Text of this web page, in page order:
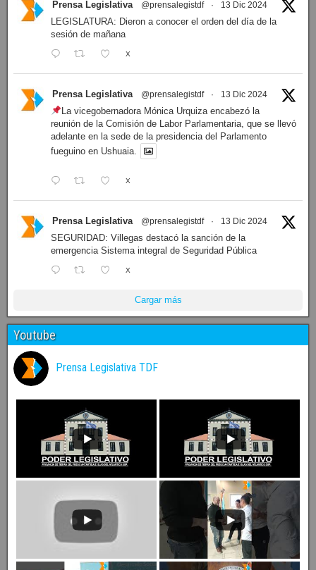
Prensa Legislativa @prensalegistdf · 13 Dic 2024
LEGISLATURA: Dieron a conocer el orden del día de la
sesión de mañana
X
Prensa Legislativa @prensalegistdf · 13 Dic 2024
La vicegobernadora Mónica Urquiza encabezó la
reunión de la Comisión de Labor Parlamentaria, que se llevó
adelante en la sede de la presidencia del Parlamento
fueguino en Ushuaia.
X
Prensa Legislativa @prensalegistdf · 13 Dic 2024
SEGURIDAD: Villegas destacó la sanción de la
emergencia Sistema integral de Seguridad Pública
X
Cargar más
Youtube
Prensa Legislativa TDF